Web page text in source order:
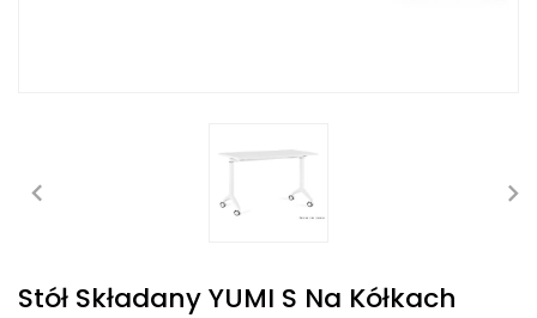
Stół Składany YUMI S Na Kółkach